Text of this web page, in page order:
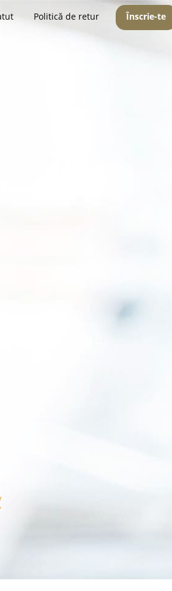
Politică de retur Înscrie-te